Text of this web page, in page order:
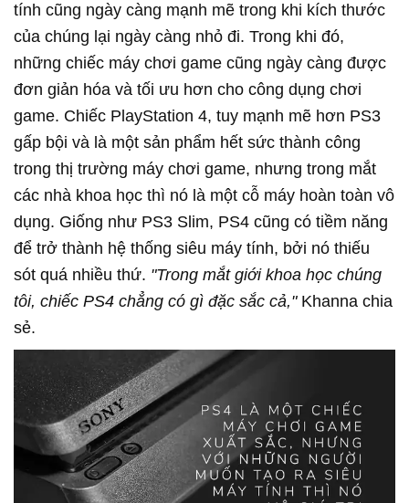
tính cũng ngày càng mạnh mẽ trong khi kích thước
của chúng lại ngày càng nhỏ đi. Trong khi đó,
những chiếc máy chơi game cũng ngày càng được
đơn giản hóa và tối ưu hơn cho công dụng chơi
game. Chiếc PlayStation 4, tuy mạnh mẽ hơn PS3
gấp bội và là một sản phẩm hết sức thành công
trong thị trường máy chơi game, nhưng trong mắt
các nhà khoa học thì nó là một cỗ máy hoàn toàn vô
dụng. Giống như PS3 Slim, PS4 cũng có tiềm năng
để trở thành hệ thống siêu máy tính, bởi nó thiếu
sót quá nhiều thứ. "Trong mắt giới khoa học chúng
tôi, chiếc PS4 chẳng có gì đặc sắc cả," Khanna chia
sẻ.